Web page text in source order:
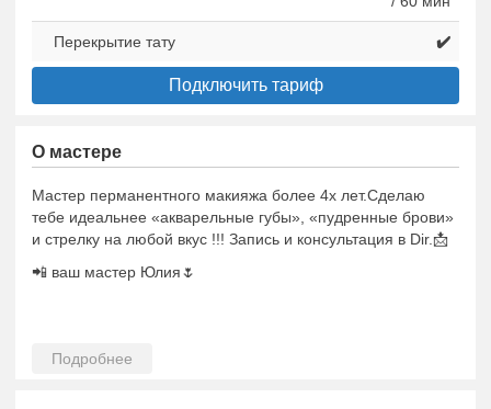
Перекрытие тату ✔️
Подключить тариф
О мастере
Мастер перманентного макияжа более 4х лет.Сделаю
тебе идеальнее «акварельные губы», «пудренные брови»
и стрелку на любой вкус !!! Запись и консультация в Dir.📩
📲 ваш мастер Юлия🌷